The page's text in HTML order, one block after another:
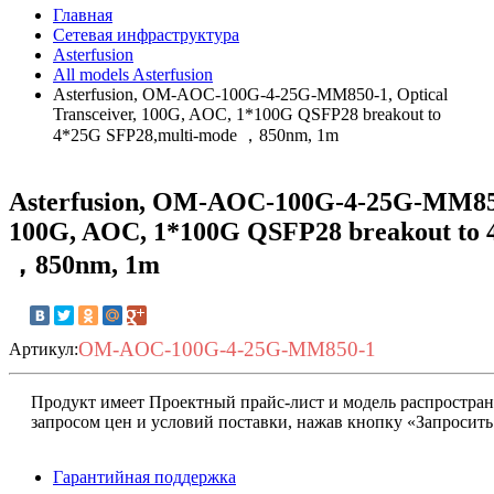
Главная
Сетевая инфраструктура
Asterfusion
All models Asterfusion
Asterfusion, OM-AOC-100G-4-25G-MM850-1, Optical
Transceiver, 100G, AOC, 1*100G QSFP28 breakout to
4*25G SFP28,multi-mode ，850nm, 1m
Asterfusion, OM-AOC-100G-4-25G-
100G, AOC, 1*100G QSFP28 breakout to
，850nm, 1m
Артикул:OM-AOC-100G-4-25G-MM850-1
Продукт имеет Проектный прайс-лист и модель
запросом цен и условий поставки, нажав кнопку
Гарантийная поддержка